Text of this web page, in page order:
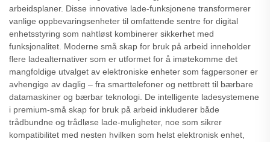
arbeidsplaner. Disse innovative lade-funksjonene transformerer
vanlige oppbevaringsenheter til omfattende sentre for digital
enhetsstyring som nahtløst kombinerer sikkerhet med
funksjonalitet. Moderne små skap for bruk på arbeid inneholder
flere ladealternativer som er utformet for å imøtekomme det
mangfoldige utvalget av elektroniske enheter som fagpersoner er
avhengige av daglig – fra smarttelefoner og nettbrett til bærbare
datamaskiner og bærbar teknologi. De intelligente ladesystemene
i premium-små skap for bruk på arbeid inkluderer både
trådbundne og trådløse lade-muligheter, noe som sikrer
kompatibilitet med nesten hvilken som helst elektronisk enhet,